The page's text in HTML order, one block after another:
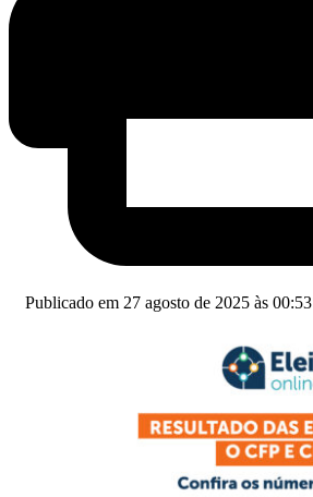
Publicado em 27 agosto de 2025 às 00:53